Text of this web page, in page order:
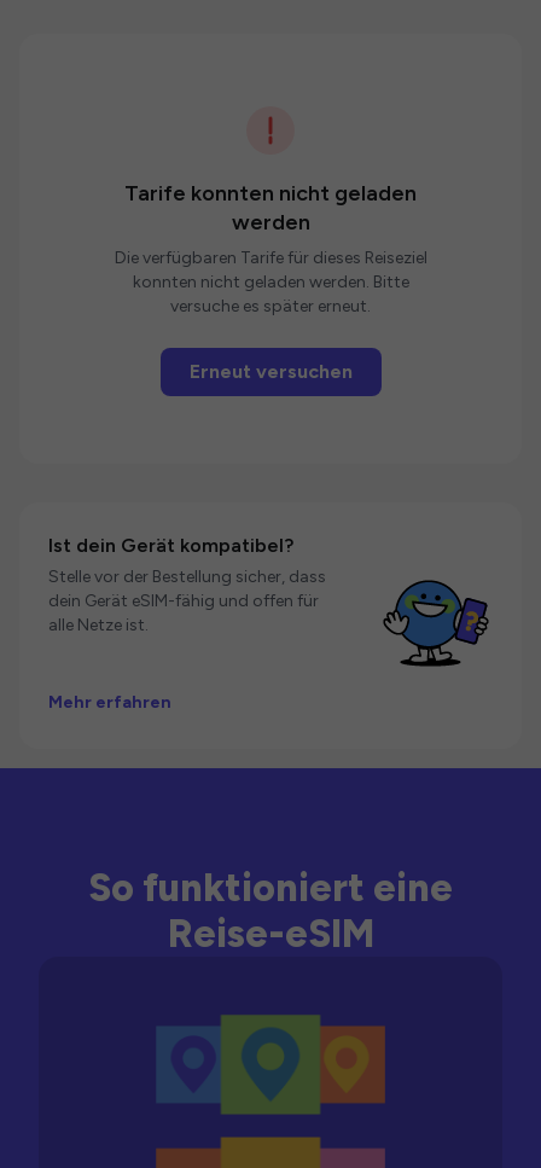
Tarife konnten nicht geladen
werden
Die verfügbaren Tarife für dieses Reiseziel
konnten nicht geladen werden. Bitte
versuche es später erneut.
Erneut versuchen
Ist dein Gerät kompatibel?
Stelle vor der Bestellung sicher, dass
dein Gerät eSIM-fähig und offen für
alle Netze ist.
Mehr erfahren
So funktioniert eine
Reise-eSIM